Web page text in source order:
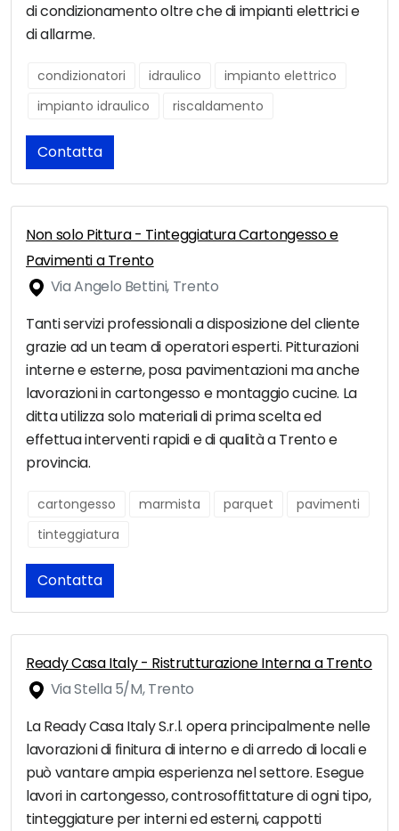
di condizionamento oltre che di impianti elettrici e
di allarme.
condizionatori idraulico
impianto elettrico
impianto idraulico
riscaldamento
Contatta
Non solo Pittura - Tinteggiatura Cartongesso e
Pavimenti a Trento
Via Angelo Bettini, Trento
Tanti servizi professionali a disposizione del cliente
grazie ad un team di operatori esperti. Pitturazioni
interne e esterne, posa pavimentazioni ma anche
lavorazioni in cartongesso e montaggio cucine. La
ditta utilizza solo materiali di prima scelta ed
effettua interventi rapidi e di qualità a Trento e
provincia.
cartongesso marmista parquet
pavimenti
tinteggiatura
Contatta
Ready Casa Italy - Ristrutturazione Interna a Trento
Via Stella 5/M, Trento
La Ready Casa Italy S.r.l. opera principalmente nelle
lavorazioni di finitura di interno e di arredo di locali e
può vantare ampia esperienza nel settore. Esegue
lavori in cartongesso, controsoffittature di ogni tipo,
tinteggiature per interni ed esterni, cappotti